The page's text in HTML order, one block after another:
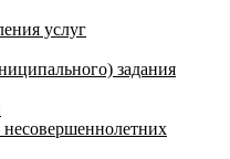
услуг
задания